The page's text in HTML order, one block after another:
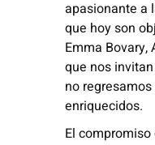
apasionante a
que hoy son
Emma
que nos
no
enriquecidos.
El